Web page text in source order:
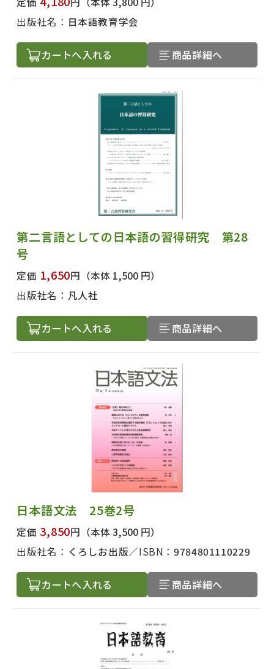
出版社名： 日本語教育学会
カートへ入れる 商品詳細へ
第二言語としての日本語の習得研究 第28
号
定価 1,650円 （本体 1,500 円）
出版社名： 凡人社
カートへ入れる 商品詳細へ
日本語文法 25巻2号
定価 3,850円 （本体 3,500 円）
出版社名： くろしお出版 ISBN：9784801110229
カートへ入れる 商品詳細へ